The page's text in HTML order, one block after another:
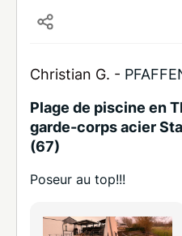
Christian G. -
Plage de piscine en
garde-corps acier
(67)
Poseur au top!!!